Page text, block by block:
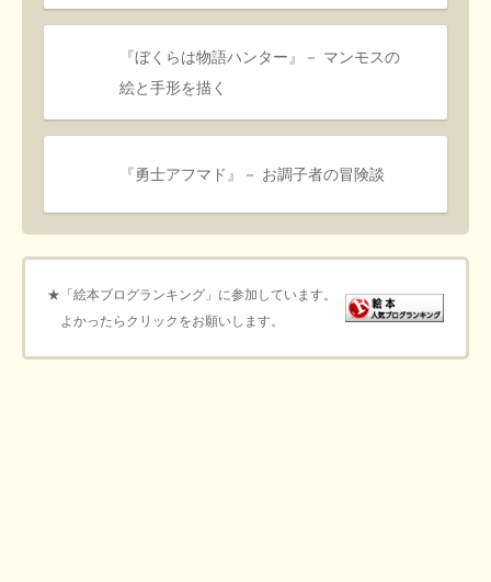
『ぼくらは物語ハンター』－ マンモスの
絵と手形を描く
『勇士アフマド』－ お調子者の冒険談
★「絵本ブログランキング」に参加しています。
よかったらクリックをお願いします。